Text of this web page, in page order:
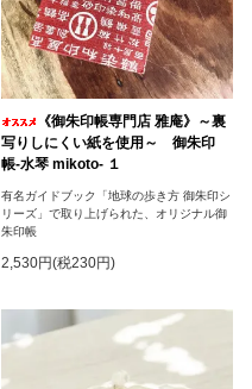
《御朱印帳専門店 雅庵》～裏
写りしにくい紙を使用～ 御朱印
帳-水琴 mikoto- １
有名ガイドブック「地球の歩き方 御朱印シ
リーズ」で取り上げられた、オリジナル御
朱印帳
2,530円(税230円)